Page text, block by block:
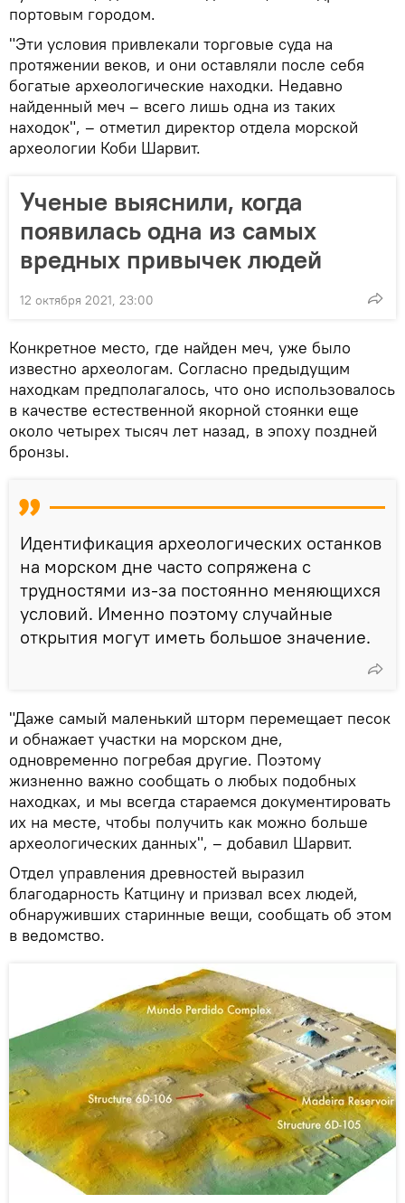
портовым городом.
"Эти условия привлекали торговые суда на
протяжении веков, и они оставляли после себя
богатые археологические находки. Недавно
найденный меч – всего лишь одна из таких
находок", – отметил директор отдела морской
археологии Коби Шарвит.
Ученые выяснили, когда
появилась одна из самых
вредных привычек людей
12 октября 2021, 23:00
Конкретное место, где найден меч, уже было
известно археологам. Согласно предыдущим
находкам предполагалось, что оно использовалось
в качестве естественной якорной стоянки еще
около четырех тысяч лет назад, в эпоху поздней
бронзы.
Идентификация археологических останков
на морском дне часто сопряжена с
трудностями из-за постоянно меняющихся
условий. Именно поэтому случайные
открытия могут иметь большое значение.
"Даже самый маленький шторм перемещает песок
и обнажает участки на морском дне,
одновременно погребая другие. Поэтому
жизненно важно сообщать о любых подобных
находках, и мы всегда стараемся документировать
их на месте, чтобы получить как можно больше
археологических данных", – добавил Шарвит.
Отдел управления древностей выразил
благодарность Катцину и призвал всех людей,
обнаруживших старинные вещи, сообщать об этом
в ведомство.